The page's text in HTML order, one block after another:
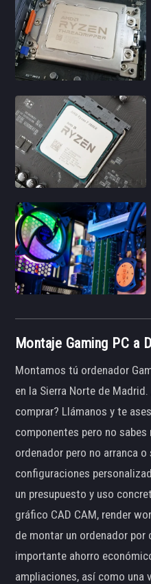
Montaje Gaming PC a
Montamos tú ordenador
en la Sierra Norte de
comprar? Llámanos y te
componentes pero no
ordenador pero no arranca
configuraciones
un presupuesto y uso
gráfico CAD CAM, render
de montar un ordenador por
importante ahorro
ampliaciones, así como una